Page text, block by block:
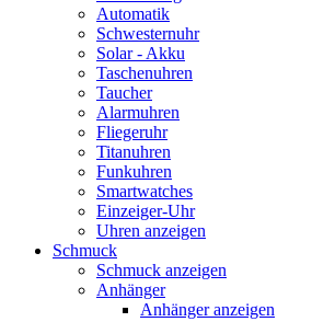
Automatik
Schwesternuhr
Solar - Akku
Taschenuhren
Taucher
Alarmuhren
Fliegeruhr
Titanuhren
Funkuhren
Smartwatches
Einzeiger-Uhr
Uhren anzeigen
Schmuck
Schmuck anzeigen
Anhänger
Anhänger anzeigen